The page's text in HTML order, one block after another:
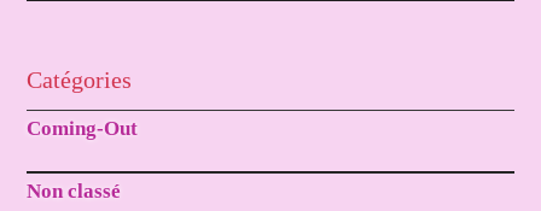
Catégories
Coming-Out
Non classé